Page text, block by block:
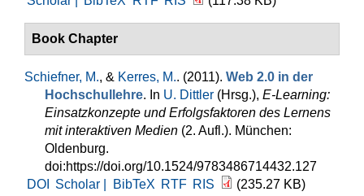
Book Chapter
Schiefner, M., & Kerres, M.. (2011). Web 2.0 in der
Hochschullehre. In U. Dittler (Hrsg.), E-Learning:
Einsatzkonzepte und Erfolgsfaktoren des Lernens
mit interaktiven Medien (2. Aufl.). München:
Oldenburg.
doi:https://doi.org/10.1524/9783486714432.127
DOI
Scholar | BibTeX RTF RIS (235.27 KB)